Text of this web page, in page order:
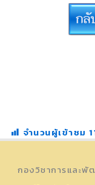
จำนวนผู้เข้าชม
กองวิชาการและ